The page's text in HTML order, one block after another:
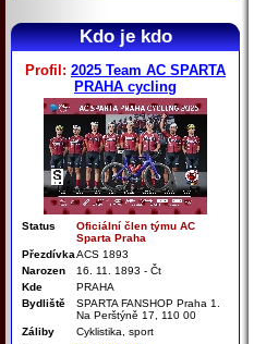
Kdo je kdo
Profil: 2025 Team AC SPARTA
PRAHA cycling
Status
Oficiální člen týmu AC
Sparta Praha
PřezdívkaACS 1893
Narozen
16. 11. 1893 - Čt
Kde
PRAHA
Bydliště
SPARTA FANSHOP Praha 1.
Na Perštýně 17, 110 00
Záliby
Cyklistika, sport